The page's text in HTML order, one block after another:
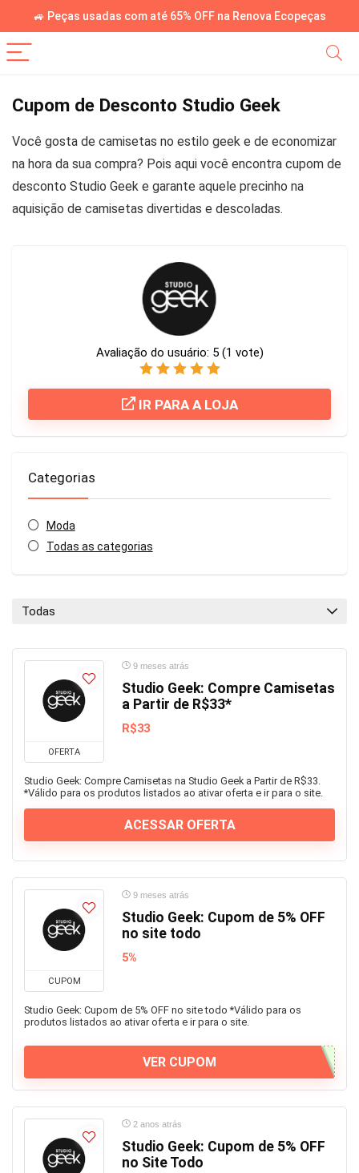
🚙 Peças usadas com até 65% OFF na Renova Ecopeças
Cupom de Desconto Studio Geek
Você gosta de camisetas no estilo geek e de economizar
na hora da sua compra? Pois aqui você encontra cupom de
desconto Studio Geek e garante aquele precinho na
aquisição de camisetas divertidas e descoladas.
Avaliação do usuário: 5 (1 vote)
IR PARA A LOJA
Categorias
Moda
Todas as categorias
Todas
OFERTA
9 meses atrás
Studio Geek: Compre Camisetas
a Partir de R$33*
R$33
Studio Geek: Compre Camisetas na Studio Geek a Partir de R$33.
*Válido para os produtos listados ao ativar oferta e ir para o site.
ACESSAR OFERTA
CUPOM
9 meses atrás
Studio Geek: Cupom de 5% OFF
no site todo
5%
Studio Geek: Cupom de 5% OFF no site todo *Válido para os
produtos listados ao ativar oferta e ir para o site.
VER CUPOM
2 anos atrás
Studio Geek: Cupom de 5% OFF
no Site Todo